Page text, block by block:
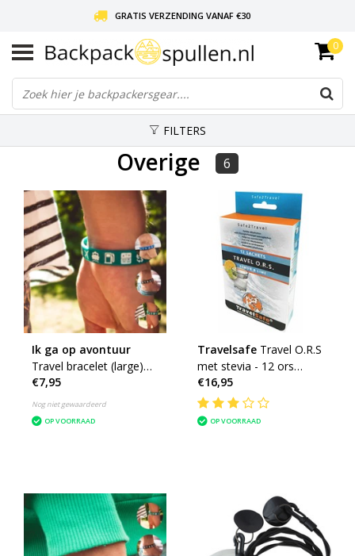
GRATIS VERZENDING VANAF €30
LIEFDE VOOR BACKPACKEN!
30 DAGEN GRATIS RETOUR
0
FILTERS
Overige 6
Ik ga op avontuur
Travel bracelet (large)
€7,95
Nog niet gewaardeerd
OP VOORRAAD
Travelsafe Travel O.R.S
met stevia - 12 ors
zakjes
€16,95
OP VOORRAAD